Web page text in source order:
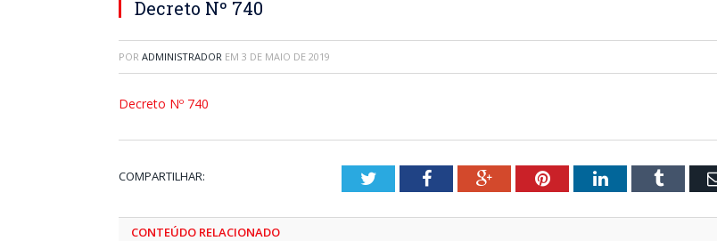
Decreto Nº 740
POR ADMINISTRADOR EM 3 DE MAIO DE 2019
Decreto Nº 740
COMPARTILHAR: TwitterFacebookGoogle+PinterestLinkedInTumblr
CONTEÚDO RELACIONADO